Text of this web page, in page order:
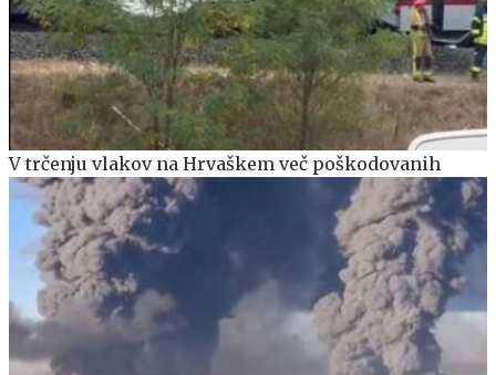
V trčenju vlakov na Hrvaškem več poškodovanih